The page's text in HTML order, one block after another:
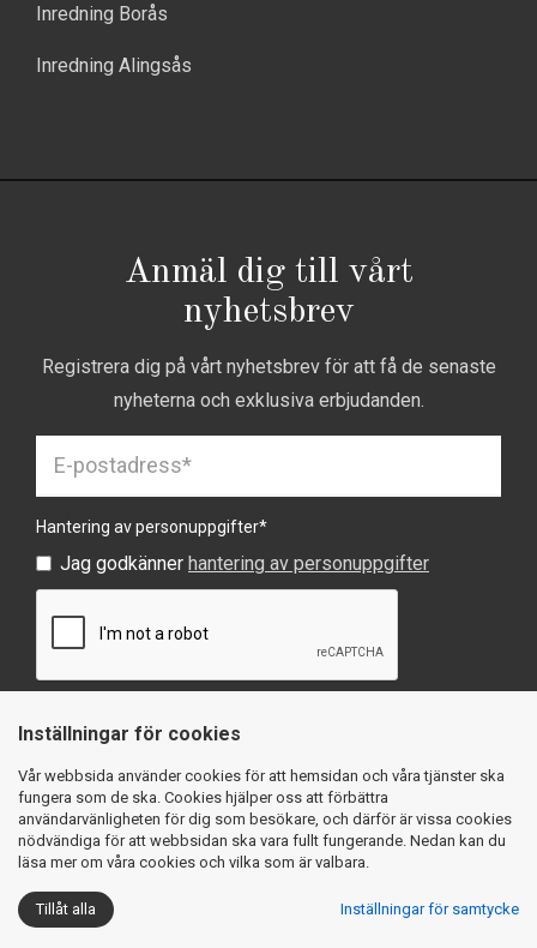
Inredning Borås
Inredning Alingsås
Anmäl dig till vårt
nyhetsbrev
Registrera dig på vårt nyhetsbrev för att få de senaste
nyheterna och exklusiva erbjudanden.
Hantering av personuppgifter*
Jag godkänner hantering av personuppgifter
Köpvillkor Integritetspolicy Cookies
Inställningar för cookies
Vår webbsida använder cookies för att hemsidan och våra tjänster ska
fungera som de ska. Cookies hjälper oss att förbättra
användarvänligheten för dig som besökare, och därför är vissa cookies
nödvändiga för att webbsidan ska vara fullt fungerande. Nedan kan du
läsa mer om våra cookies och vilka som är valbara.
Tillåt alla Inställningar för samtycke